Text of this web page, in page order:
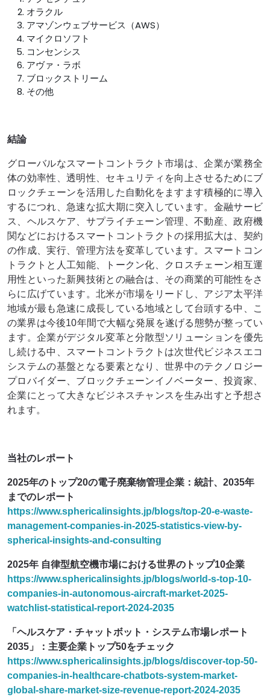
オラクル
アマゾンウェブサービス（AWS）
マイクロソフト
コンセンシス
アヴァ・ラボ
ブロックストリーム
その他
結論
グローバルなスマートコントラクト市場は、企業が業務全
体の効率性、透明性、セキュリティを向上させるためにブ
ロックチェーンを活用した自動化をますます積極的に導入
するにつれ、急速な拡大期に突入しています。金融サービ
ス、ヘルスケア、サプライチェーン管理、不動産、政府機
関などにおけるスマートコントラクトの採用拡大は、契約
の作成、実行、管理方法を変革しています。スマートコン
トラクトと人工知能、トークン化、クロスチェーン相互運
用性といった新興技術との融合は、その商業的可能性をさ
らに広げています。北米が市場をリードし、アジア太平洋
地域が最も急速に成長している地域として台頭する中、こ
の業界は今後10年間で大幅な発展を遂げる態勢が整ってい
ます。企業がデジタル変革と分散型ソリューションを優先
し続ける中、スマートコントラクトは次世代ビジネスエコ
システムの基盤となる要素となり、世界中のテクノロジー
プロバイダー、ブロックチェーンイノベーター、投資家、
企業にとって大きなビジネスチャンスを生み出すと予想さ
れます。
当社のレポート
2025年のトップ20の電子廃棄物管理企業：統計、2035年
までのレポート
https://www.sphericalinsights.jp/blogs/top-20-e-waste-
management-companies-in-2025-statistics-view-by-
spherical-insights-and-consulting
2025年 自律型航空機市場における世界のトップ10企業
https://www.sphericalinsights.jp/blogs/world-s-top-10-
companies-in-autonomous-aircraft-market-2025-
watchlist-statistical-report-2024-2035
「ヘルスケア・チャットボット・システム市場レポート
2035」：主要企業トップ50をチェック
https://www.sphericalinsights.jp/blogs/discover-top-50-
companies-in-healthcare-chatbots-system-market-
global-share-market-size-revenue-report-2024-2035